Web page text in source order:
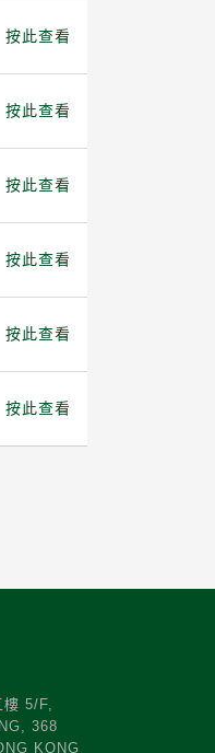
按此查看
按此查看
按此查看
按此查看
按此查看
按此查看
樓 5/F,
368
KONG